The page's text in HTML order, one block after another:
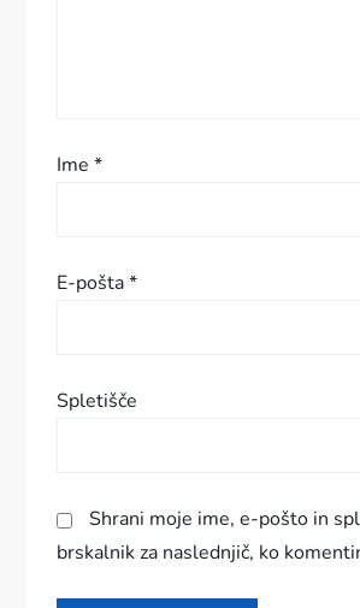
s
e
k
Ime*
E-pošta*
Spletišče
Shrani moje ime, e-pošto in
brskalnik za naslednjič, ko